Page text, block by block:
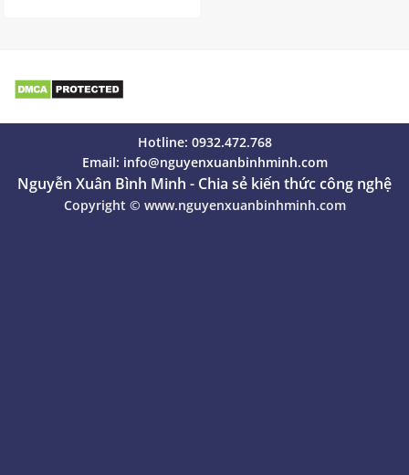
Hotline: 0932.472.768
Email: info@nguyenxuanbinhminh.com
Nguyễn Xuân Bình Minh - Chia sẻ kiến thức công nghệ
Copyright © www.nguyenxuanbinhminh.com